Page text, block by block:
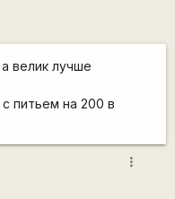
велик лучше
питьем на 200 в
more_vert